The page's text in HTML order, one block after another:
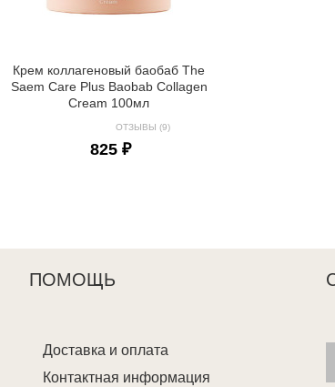
Крем коллагеновый баобаб The
Saem Care Plus Baobab Collagen
Cream 100мл
ОТЗЫВЫ (9)
825 ₽
ПОМОЩЬ
Доставка и оплата
Контактная информация